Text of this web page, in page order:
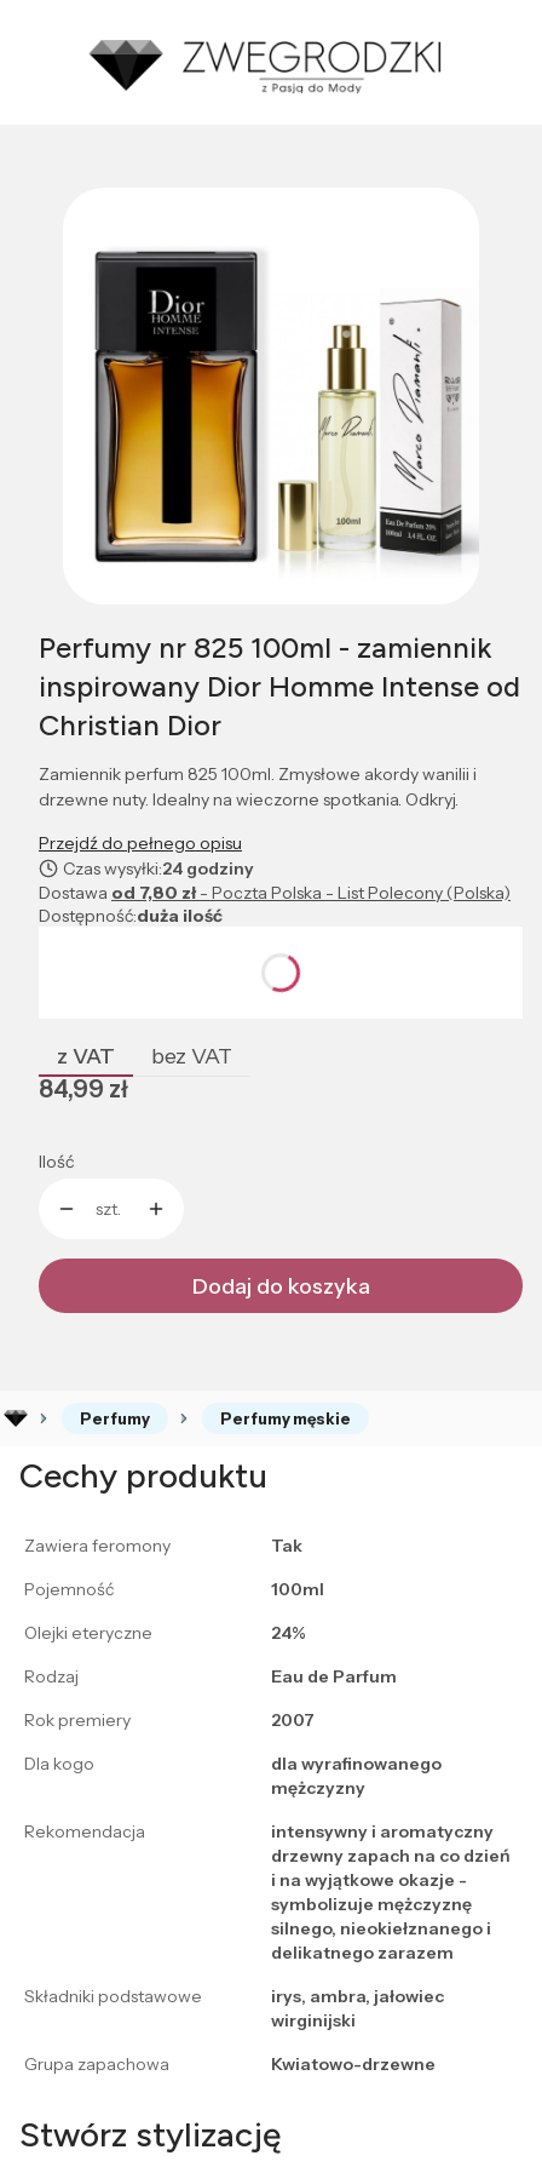
Perfumy nr 825 100ml - zamiennik
inspirowany Dior Homme Intense od
Christian Dior
Zamiennik perfum 825 100ml. Zmysłowe akordy wanilii i
drzewne nuty. Idealny na wieczorne spotkania. Odkryj.
Przejdź do pełnego opisu
Czas wysyłki:24 godziny
Dostawa od 7,80 zł- Poczta Polska - List Polecony (Polska)
Dostępność:duża ilość
Poszczególne warianty mogą różnić się ceną
z VAT bez VAT
Cena
84,99 zł
Ilość
szt.
Dodaj do koszyka
Perfumy Perfumy męskie
Cechy produktu
Zawiera feromony
Tak
Pojemność
100ml
Olejki eteryczne
24%
Rodzaj
Eau de Parfum
Rok premiery
2007
Dla kogo
dla wyrafinowanego
mężczyzny
Rekomendacja
intensywny i aromatyczny
drzewny zapach na co dzień
i na wyjątkowe okazje -
symbolizuje mężczyznę
silnego, nieokiełznanego i
delikatnego zarazem
Składniki podstawowe
irys, ambra, jałowiec
wirginijski
Grupa zapachowa
Kwiatowo-drzewne
Stwórz stylizację
Made with GetReview